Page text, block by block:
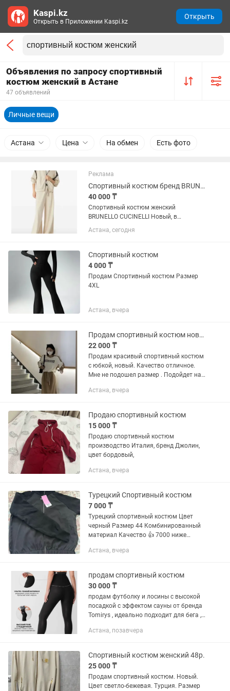
Объявления по запросу спортивный
костюм женский в Астане
47 объявлений
Личные вещи
Астана Цена На обмен Есть фото
Реклама
Спортивный костюм бренд BRUNELLO CUCINELLI
40 000 ₸
Спортивный костюм женский
BRUNELLO CUCINELLI Новый, в
упаковке, выписывала недавно 100%
БАҒАСЫ:40.000тг✔️Скидка баға🔥
Астана, сегодня
Спортивный костюм
4 000 ₸
Продам Спортивный костюм Размер
4XL
Астана, вчера
Продам спортивный костюм новый
22 000 ₸
Продам красивый спортивный костюм
с юбкой, новый. Качество отличное.
Мне не подошел размер . Подойдет на
Астана, вчера
Продаю спортивный костюм
15 000 ₸
Продаю спортивный костюм
производство Италия, бренд Джолин,
цвет бордовый,
Астана, вчера
Турецкий Спортивный костюм
7 000 ₸
Турецкий спортивный костюм Цвет
черный Размер 44 Комбинированный
материал Качество 👍 7000 ниже
Астана, вчера
продам спортивный костюм
30 000 ₸
продам футболку и лосины с высокой
посадкой с эффектом сауны от бренда
Tomirys , идеально подходит для бега ,
хочет эффективно сбросить вес. все в
Астана, позавчера
Спортивный костюм женский 48р.
25 000 ₸
Продам спортивный костюм. Новый.
Цвет светло-бежевая. Турция. Размер
Kaspi.kz
Открыть в Приложении Kaspi.kz
Открыть